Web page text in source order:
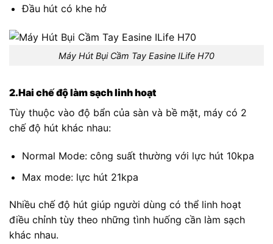
Đầu hút có khe hở
Máy Hút Bụi Cầm Tay Easine ILife H70
2.Hai chế độ làm sạch linh hoạt
Tùy thuộc vào độ bẩn của sàn và bề mặt, máy có 2
chế độ hút khác nhau:
Normal Mode: công suất thường với lực hút 10kpa
Max mode: lực hút 21kpa
Nhiều chế độ hút giúp người dùng có thể linh hoạt
điều chỉnh tùy theo những tình huống cần làm sạch
khác nhau.